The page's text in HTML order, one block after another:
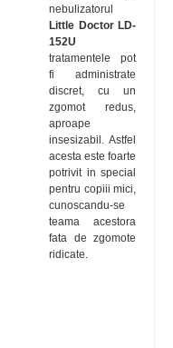
nebulizatorul
Little Doctor LD-
152U
tratamentele pot
fi administrate
discret, cu un
zgomot redus,
aproape
insesizabil. Astfel
acesta este foarte
potrivit in special
pentru copiii mici,
cunoscandu-se
teama acestora
fata de zgomote
ridicate.